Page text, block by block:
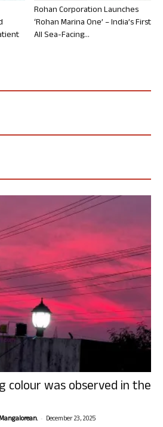
Rohan Corporation Launches
‘Rohan Marina One’ – India’s First
All Sea-Facing...
colour was observed in the
- December 23, 2025